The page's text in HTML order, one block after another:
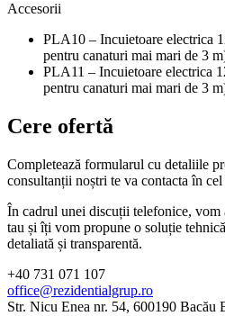
Accesorii
PLA10 – Incuietoare electrica
pentru canaturi mai mari de 3
PLA11 – Incuietoare electrica
pentru canaturi mai mari de 3
Cere ofertă
Completează formularul cu detaliile
consultanții noștri te va contacta în
În cadrul unei discuții telefonice, vom
tau și îți vom propune o soluție
detaliată și transparentă.
+40 731 071 107
office@rezidentialgrup.ro
Str. Nicu Enea nr. 54, 600190 Bacău